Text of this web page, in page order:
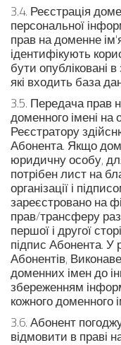
3.4. Реєстрація
персональної
прав на доменне
ідентифікують
бути опубліковані
які входить база
3.5. Передача прав
доменного імені на
Реєстратору
Абонента. Якщо
юридичну особу,
потрібен лист на
організації і
зареєстровано на
прав/трансферу
першої і другої
підпис Абонента. У
Абонентів,
доменних імен до
збереженням
кожного доменного
3.6. Абонент
відмовити в праві